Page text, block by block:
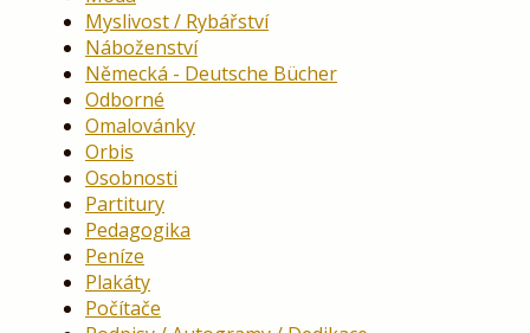
Myslivost / Rybářství
Náboženství
Německá - Deutsche Bücher
Odborné
Omalovánky
Orbis
Osobnosti
Partitury
Pedagogika
Peníze
Plakáty
Počítače